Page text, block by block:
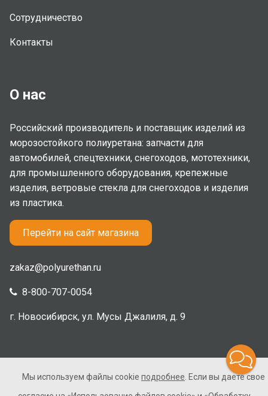
Сотрудничество
Контакты
О нас
Российский производитель и поставщик изделий из
морозостойкого полиуретана: запчасти для
автомобилей, спецтехники, снегоходов, мототехники,
для промышленного оборудования, крепежные
изделия, ветровые стекла для снегоходов и изделия
из пластика.
Перейти на сайт магазина
zakaz@polyurethan.ru
8-800-707-0054
г. Новосибирск, ул. Мусы Джалиля, д. 9
2005-2026 © Полиуретан. Все права защищены. Не
Мы используем файлы cookie подробнее . Если вы даете свое